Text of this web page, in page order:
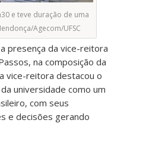
e teve duração de uma
Agecom/UFSC
presença da vice-reitora
na composição da
vice-reitora destacou o
universidade como um
com seus
e decisões gerando